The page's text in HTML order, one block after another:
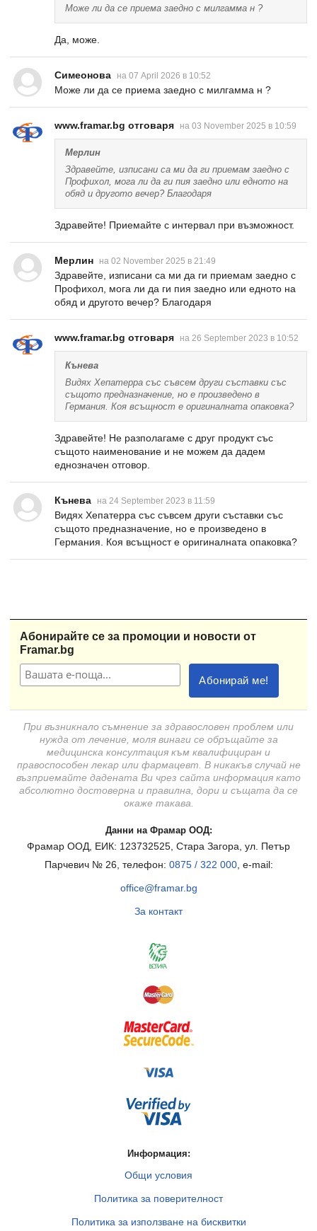
Може ли да се приема заедно с милгамма н ?
Да, може.
Симеонова на 07 April 2026 в 10:52
Може ли да се приема заедно с милгамма н ?
www.framar.bg отговаря на 03 November 2025 в 10:59
Мерлин
Здравейте, изписани са ми да ги приемам заедно с
Профихол, мога ли да ги пия заедно или едното на
обяд и другото вечер? Благодаря
Здравейте! Приемайте с интервал при възможност.
Мерлин на 02 November 2025 в 21:49
Здравейте, изписани са ми да ги приемам заедно с
Профихол, мога ли да ги пия заедно или едното на
обяд и другото вечер? Благодаря
www.framar.bg отговаря на 26 September 2023 в 10:52
Кънева
Видях Хепатерра със съвсем други съставки със
същото предназначение, но е произведено в
Германия. Коя всъщност е оригиналната опаковка?
Здравейте! Не разполагаме с друг продукт със
същото наименование и не можем да дадем
еднозначен отговор.
Кънева на 24 September 2023 в 11:59
Видях Хепатерра със съвсем други съставки със
същото предназначение, но е произведено в
Германия. Коя всъщност е оригиналната опаковка?
Абонирайте се за промоции и новости от
Framar.bg
При възникнало съмнение за здравословен проблем или
нужда от лечение, моля винаги се обръщайте за
медицинска консултация към квалифициран и
правоспособен лекар или фармацевт. В никакъв случай не
възприемайте дадената Ви чрез сайта информация като
абсолютно достоверна и правилна, дори и същата да се
окаже такава.
Данни на Фрамар ООД:
Фрамар ООД, ЕИК: 123732525, Стара Загора, ул. Петър
Парчевич № 26, телефон: 0875 / 322 000, e-mail:
office@framar.bg
За контакт
Информация:
Общи условия
Политика за поверителност
Политика за използване на бисквитки